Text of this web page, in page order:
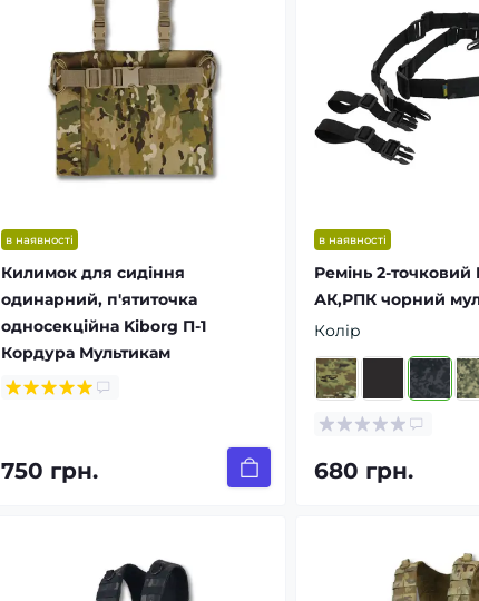
в наявності
Килимок для сидіння
одинарний, п'ятиточка
односекційна Kiborg П-1
Кордура Мультикам
750 грн.
в наявності
Ремінь 2-
АК,РПК чорний
Колір
680 грн.